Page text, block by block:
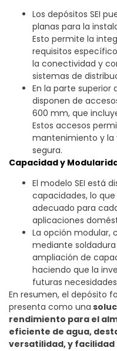
Los depósitos SEI
planas para la
Esto permite la
requisitos
la conectividad y
sistemas de
En la parte superior
disponen de
600 mm, que
Estos accesos
mantenimiento y la
segura.
Capacidad y
El modelo SEI está
capacidades, lo
adecuado para
aplicaciones
La opción modular,
mediante
ampliación de
haciendo que la
futuras
En resumen, el depósito
presenta como una
rendimiento para el
eficiente de agua,
versatilidad, y facilidad